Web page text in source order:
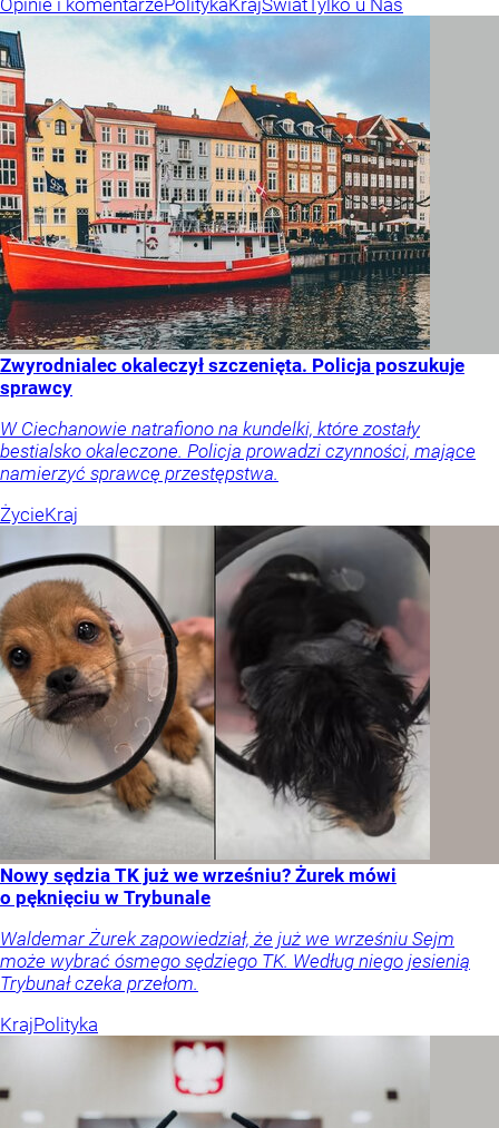
Zwyrodnialec okaleczył szczenięta. Policja poszukuje
sprawcy
W Ciechanowie natrafiono na kundelki, które zostały
bestialsko okaleczone. Policja prowadzi czynności, mające
namierzyć sprawcę przestępstwa.
ŻycieKraj
Nowy sędzia TK już we wrześniu? Żurek mówi
o pęknięciu w Trybunale
Waldemar Żurek zapowiedział, że już we wrześniu Sejm
może wybrać ósmego sędziego TK. Według niego jesienią
Trybunał czeka przełom.
KrajPolityka